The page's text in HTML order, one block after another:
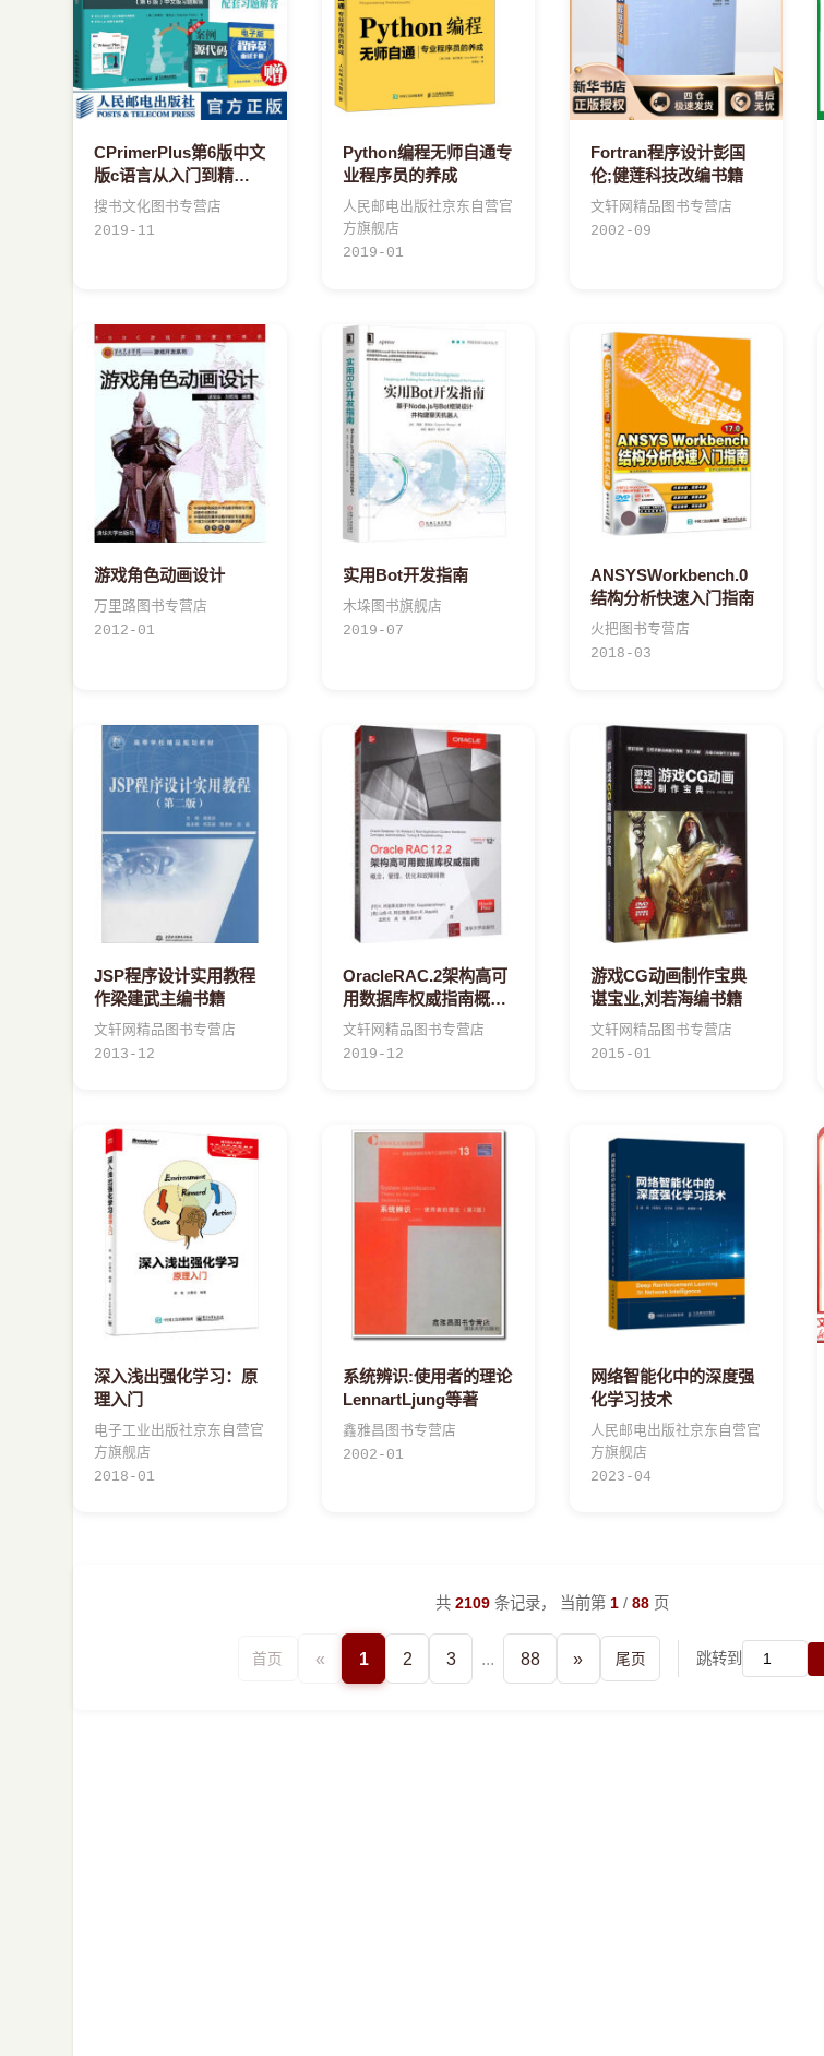
CPrimerPlus第6版中文
版c语言从入门到精通
编程入门零基础自学计
算机网络c语言程序设
搜书文化图书专营店
2019-11
Python编程无师自通专
业程序员的养成
人民邮电出版社京东自营官
方旗舰店
2019-01
Fortran程序设计彭国
伦;健莲科技改编书籍
文轩网精品图书专营店
2002-09
游戏角色动画设计
万里路图书专营店
2012-01
实用Bot开发指南
木垛图书旗舰店
2019-07
ANSYSWorkbench.0
结构分析快速入门指南
火把图书专营店
2018-03
JSP程序设计实用教程
作梁建武主编书籍
文轩网精品图书专营店
2013-12
OracleRAC.2架构高可
用数据库权威指南概
念、管理、优化和故障
排书籍
文轩网精品图书专营店
2019-12
游戏CG动画制作宝典
谌宝业,刘若海编书籍
文轩网精品图书专营店
2015-01
深入浅出强化学习：原
理入门
电子工业出版社京东自营官
方旗舰店
2018-01
系统辨识:使用者的理论
LennartLjung等著
鑫雅昌图书专营店
2002-01
网络智能化中的深度强
化学习技术
人民邮电出版社京东自营官
方旗舰店
2023-04
共 2109 条记录， 当前第 1 / 88 页
首页 « 1 2 3 ... 88 » 尾页 跳转到